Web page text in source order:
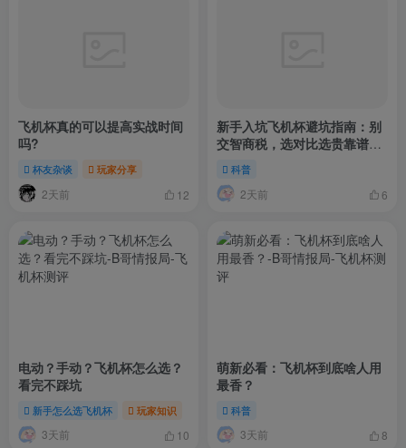
飞机杯真的可以提高实战时间
吗?
杯友杂谈 玩家分享
2天前 12
新手入坑飞机杯避坑指南：别
交智商税，选对比选贵靠谱多
科普
2天前 6
电动？手动？飞机杯怎么选？
看完不踩坑
新手怎么选飞机杯 玩家知识
3天前 10
萌新必看：飞机杯到底啥人用
最香？
科普
3天前 8